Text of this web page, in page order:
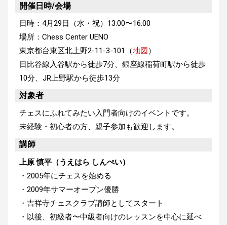
開催日時/会場
日時：4月29日（水・祝）13:00〜16:00
場所：Chess Center UENO
東京都台東区北上野2-11-3-101（地図）
日比谷線入谷駅から徒歩7分、銀座線稲荷町駅から徒歩
10分、JR上野駅から徒歩13分
対象者
チェスにふれてみたい入門者向けのイベントです。
未経験・初心者の方、親子参加も歓迎します。
講師
上原 慎平（うえはら しんぺい）
・2005年にチェスを始める
・2009年サマーオープン優勝
・吉祥寺チェスクラブ講師としてスタート
・以後、初級者〜中級者向けのレッスンを中心に延べ